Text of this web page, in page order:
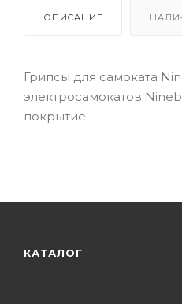
ОПИСАНИЕ
Грипсы для самоката
электросамокатов
покрытие.
КАТАЛОГ